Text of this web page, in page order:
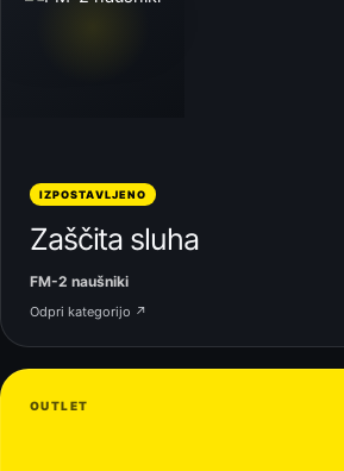
IZPOSTAVLJENO
Zaščita sluha
FM-2 naušniki
Odpri kategorijo ↗
OUTLET